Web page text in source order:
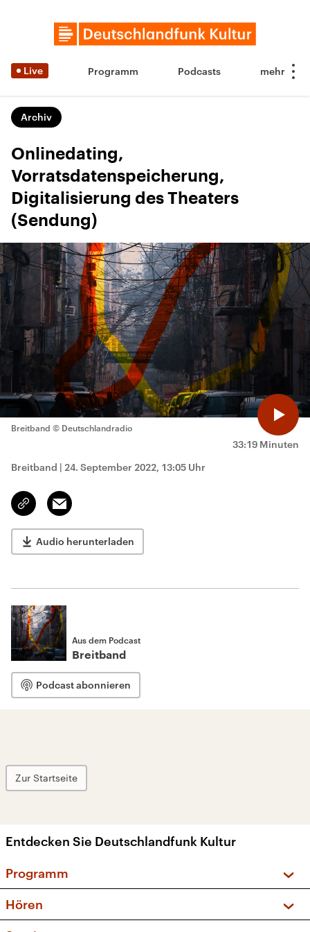
Live Programm Podcasts
Archiv
Onlinedating,
Vorratsdatenspeicherung,
Digitalisierung des Theaters
(Sendung)
33:19 Minuten
Breitband © Deutschlandradio
Breitband | 24. September 2022, 13:05 Uhr
Link
kopieren/teilen
Email
Audio herunterladen
Aus dem Podcast
Breitband
Podcast abonnieren
Zur Startseite
Entdecken Sie Deutschlandfunk Kultur
Programm
Sendungen und Podcasts
Hören